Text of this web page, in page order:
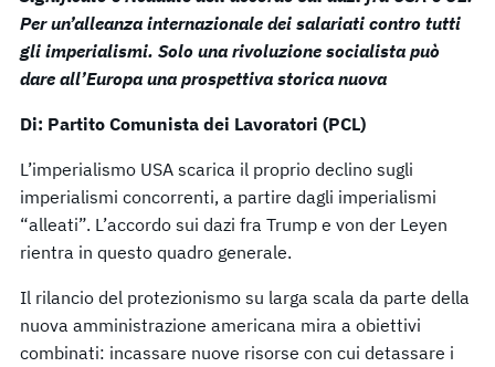
Per un’alleanza internazionale dei salariati contro tutti
gli imperialismi. Solo una rivoluzione socialista può
dare all’Europa una prospettiva storica nuova
Di: Partito Comunista dei Lavoratori (PCL)
L’imperialismo USA scarica il proprio declino sugli
imperialismi concorrenti, a partire dagli imperialismi
“alleati”. L’accordo sui dazi fra Trump e von der Leyen
rientra in questo quadro generale.
Il rilancio del protezionismo su larga scala da parte della
nuova amministrazione americana mira a obiettivi
combinati: incassare nuove risorse con cui detassare i